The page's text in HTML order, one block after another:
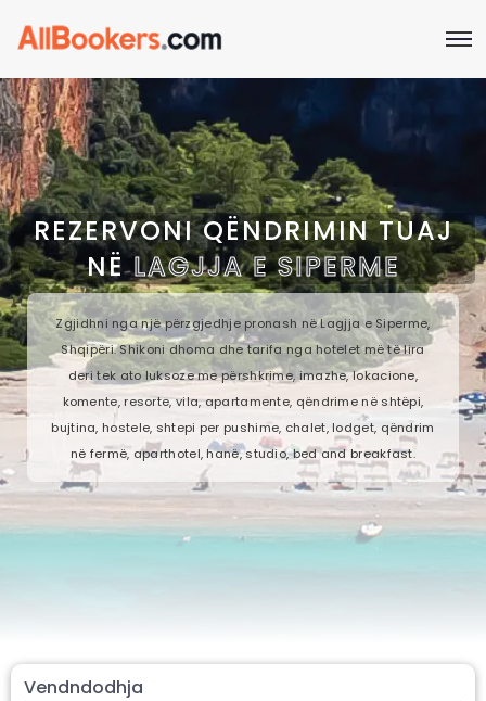
REZERVONI QËNDRIMIN TUAJ
NËLAGJJA E SIPERME
Zgjidhni nga një përzgjedhje pronash në Lagjja e Siperme,
Shqipëri. Shikoni dhoma dhe tarifa nga hotelet më të lira
deri tek ato luksoze me përshkrime, imazhe, lokacione,
komente, resorte, vila, apartamente, qëndrime në shtëpi,
bujtina, hostele, shtepi per pushime, chalet, lodget, qëndrim
në fermë, aparthotel, hanë, studio, bed and breakfast.
Vendndodhja